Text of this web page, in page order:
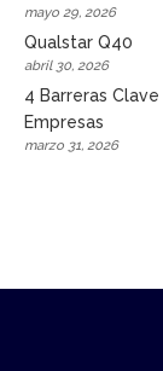
mayo 29, 2026
Qualstar Q40
abril 30, 2026
4 Barreras
Empresas
marzo 31, 2026